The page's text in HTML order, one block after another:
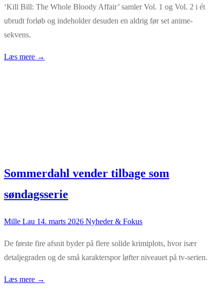
‘Kill Bill: The Whole Bloody Affair’ samler Vol. 1 og Vol. 2 i ét
ubrudt forløb og indeholder desuden en aldrig før set anime-
sekvens.
Læs mere →
Sommerdahl vender tilbage som
søndagsserie
Mille Lau 14. marts 2026 Nyheder & Fokus
De første fire afsnit byder på flere solide krimiplots, hvor især
detaljegraden og de små karakterspor løfter niveauet på tv-serien.
Læs mere →